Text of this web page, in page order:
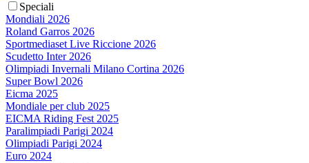
Speciali
Mondiali 2026
Roland Garros 2026
Sportmediaset Live Riccione 2026
Scudetto Inter 2026
Olimpiadi Invernali Milano Cortina 2026
Super Bowl 2026
Eicma 2025
Mondiale per club 2025
EICMA Riding Fest 2025
Paralimpiadi Parigi 2024
Olimpiadi Parigi 2024
Euro 2024